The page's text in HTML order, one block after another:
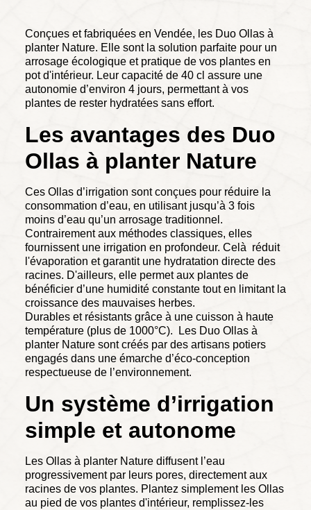
Conçues et fabriquées en Vendée, les Duo Ollas à
planter Nature. Elle sont la solution parfaite pour un
arrosage écologique et pratique de vos plantes en
pot d'intérieur. Leur capacité de 40 cl assure une
autonomie d’environ 4 jours, permettant à vos
plantes de rester hydratées sans effort.
Les avantages des Duo
Ollas à planter Nature
Ces Ollas d’irrigation sont conçues pour réduire la
consommation d’eau, en utilisant jusqu’à 3 fois
moins d’eau qu’un arrosage traditionnel.
Contrairement aux méthodes classiques, elles
fournissent une irrigation en profondeur. Celà réduit
l'évaporation et garantit une hydratation directe des
racines. D'ailleurs, elle permet aux plantes de
bénéficier d’une humidité constante tout en limitant la
croissance des mauvaises herbes.
Durables et résistants grâce à une cuisson à haute
température (plus de 1000°C). Les Duo Ollas à
planter Nature sont créés par des artisans potiers
engagés dans une émarche d’éco-conception
respectueuse de l’environnement.
Un système d’irrigation
simple et autonome
Les Ollas à planter Nature diffusent l’eau
progressivement par leurs pores, directement aux
racines de vos plantes. Plantez simplement les Ollas
au pied de vos plantes d'intérieur, remplissez-les